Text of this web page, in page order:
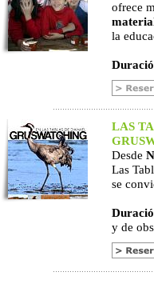
ofrece
la
LAS
Desde
Las
se
y de